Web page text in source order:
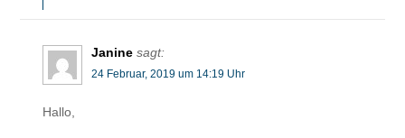
Janine sagt:
24 Februar, 2019 um 14:19 Uhr
Hallo,